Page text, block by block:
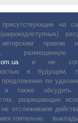
присутствующие на
авторским
и не
в будущем,
предложения по
а также обсудить
разрешающих
отслеживаем